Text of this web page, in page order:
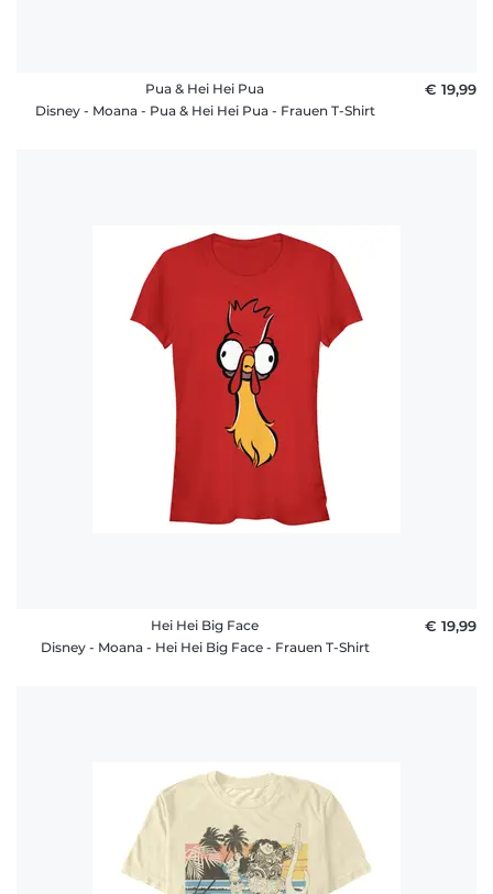
Pua & Hei Hei Pua
Disney - Moana - Pua & Hei Hei Pua - Frauen T-Shirt
€ 19,99
Hei Hei Big Face
Disney - Moana - Hei Hei Big Face - Frauen T-Shirt
€ 19,99